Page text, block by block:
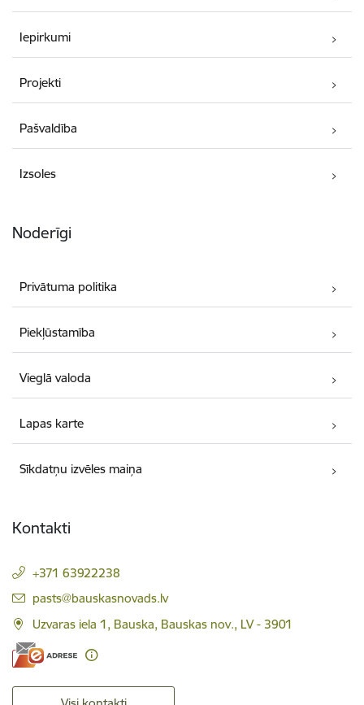
Iepirkumi
Projekti
Pašvaldība
Izsoles
Noderīgi
Privātuma politika
Piekļūstamība
Vieglā valoda
Lapas karte
Sīkdatņu izvēles maiņa
Kontakti
+371 63922238
E-pasts:
pasts@bauskasnovads.lv
Uzvaras iela 1, Bauska, Bauskas nov., LV - 3901